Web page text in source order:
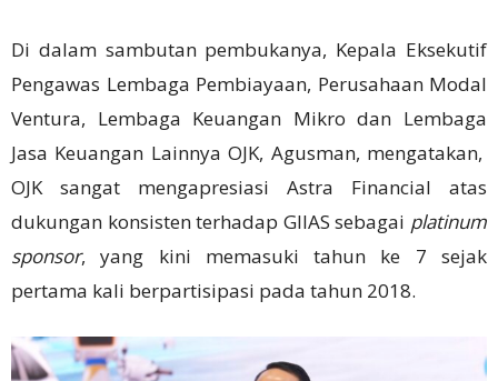
Di dalam sambutan pembukanya, Kepala Eksekutif
Pengawas Lembaga Pembiayaan, Perusahaan Modal
Ventura, Lembaga Keuangan Mikro dan Lembaga
Jasa Keuangan Lainnya OJK, Agusman, mengatakan,
OJK sangat mengapresiasi Astra Financial atas
dukungan konsisten terhadap GIIAS sebagai platinum
sponsor, yang kini memasuki tahun ke 7 sejak
pertama kali berpartisipasi pada tahun 2018.